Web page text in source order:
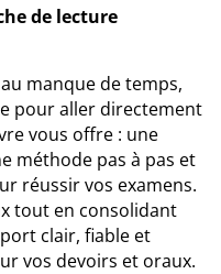
de lecture
manque de temps,
pour aller directement
vous offre : une
méthode pas à pas et
réussir vos examens.
tout en consolidant
clair, fiable et
vos devoirs et oraux.